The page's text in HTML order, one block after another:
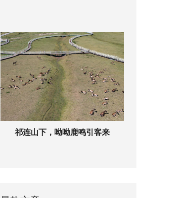
祁连山下，呦呦鹿鸣引客来